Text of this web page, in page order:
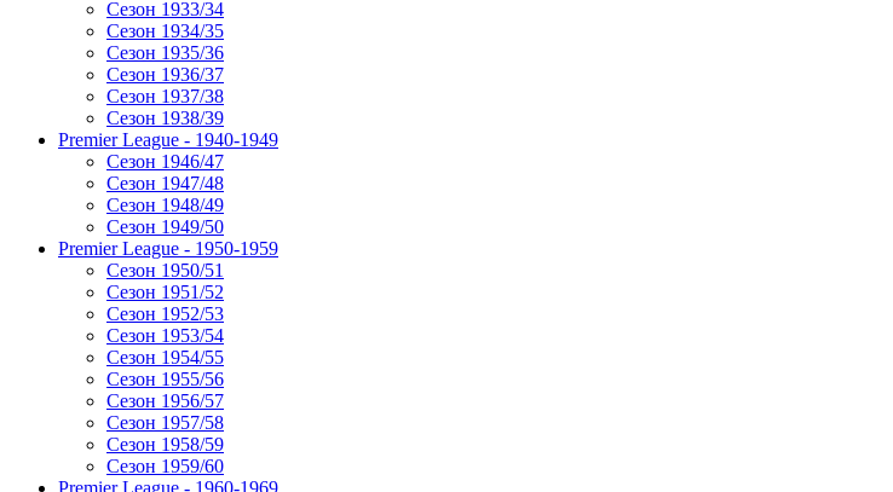
Сезон 1933/34
Сезон 1934/35
Сезон 1935/36
Сезон 1936/37
Сезон 1937/38
Сезон 1938/39
Premier League - 1940-1949
Сезон 1946/47
Сезон 1947/48
Сезон 1948/49
Сезон 1949/50
Premier League - 1950-1959
Сезон 1950/51
Сезон 1951/52
Сезон 1952/53
Сезон 1953/54
Сезон 1954/55
Сезон 1955/56
Сезон 1956/57
Сезон 1957/58
Сезон 1958/59
Сезон 1959/60
Premier League - 1960-1969